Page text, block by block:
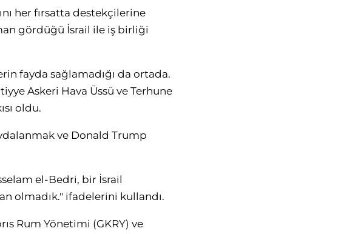
her fırsatta destekçilerine
gördüğü İsrail ile iş birliği
fayda sağlamadığı da ortada.
Askeri Hava Üssü ve Terhune
oldu.
ve Donald Trump
el-Bedri, bir İsrail
olmadık." ifadelerini kullandı.
Rum Yönetimi (GKRY) ve